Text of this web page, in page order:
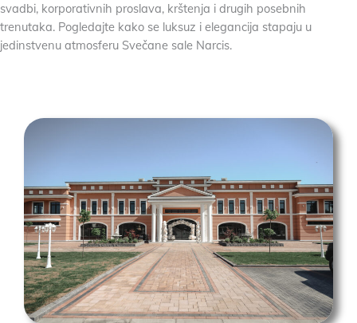
svadbi, korporativnih proslava, krštenja i drugih posebnih
trenutaka. Pogledajte kako se luksuz i elegancija stapaju u
jedinstvenu atmosferu Svečane sale Narcis.